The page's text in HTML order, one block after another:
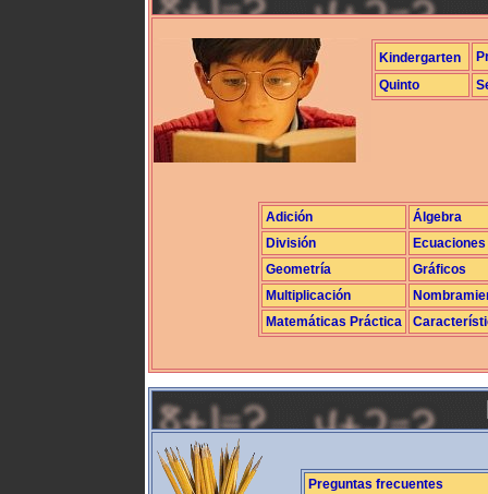
Kindergarten
Quinto
Adición
Álgebra
División
Ecuaciones
Geometría
Gráficos
Multiplicación
Matemáticas Práctica
Preguntas frecuentes